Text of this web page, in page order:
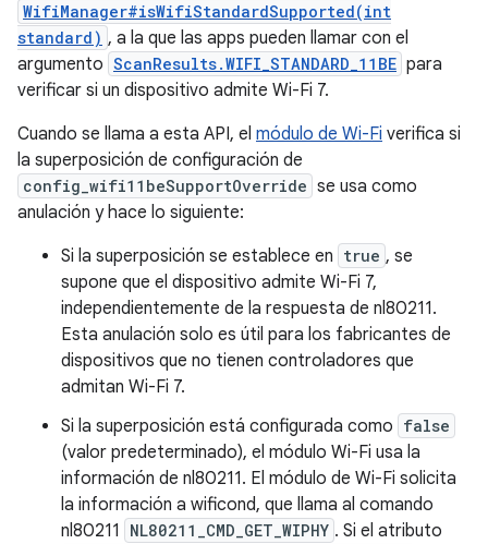
WifiManager#isWifiStandardSupported(int
standard) , a la que las apps pueden llamar con el
argumento ScanResults.WIFI_STANDARD_11BE para
verificar si un dispositivo admite Wi-Fi 7.
Cuando se llama a esta API, el módulo de Wi-Fi verifica si
la superposición de configuración de
config_wifi11beSupportOverride se usa como
anulación y hace lo siguiente:
Si la superposición se establece en true , se
supone que el dispositivo admite Wi-Fi 7,
independientemente de la respuesta de nl80211.
Esta anulación solo es útil para los fabricantes de
dispositivos que no tienen controladores que
admitan Wi-Fi 7.
Si la superposición está configurada como false
(valor predeterminado), el módulo Wi-Fi usa la
información de nl80211. El módulo de Wi-Fi solicita
la información a wificond, que llama al comando
nl80211
NL80211_CMD_GET_WIPHY . Si el atributo